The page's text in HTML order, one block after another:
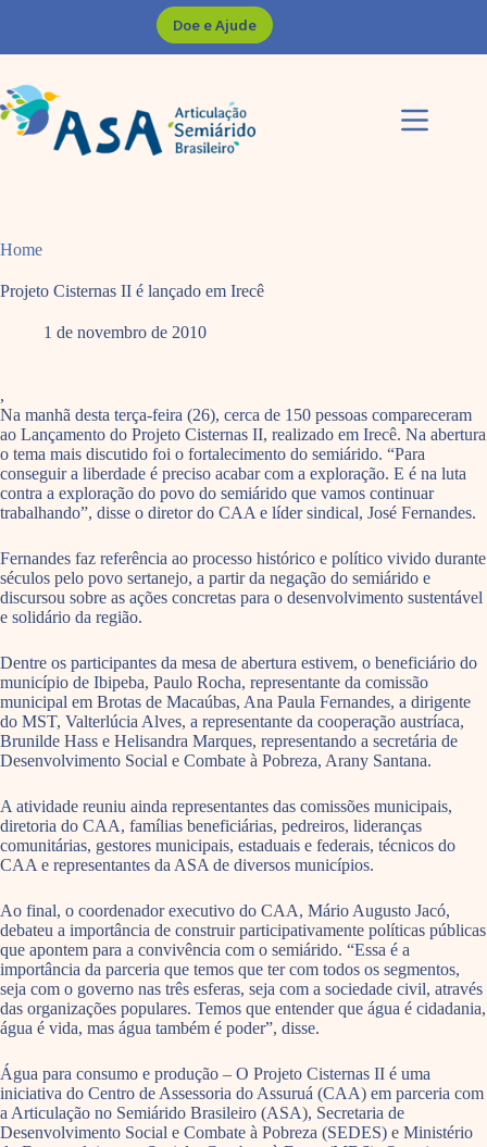
Doe e Ajude
Home
Projeto Cisternas II é lançado em Irecê
1 de novembro de 2010
,
Na manhã desta terça-feira (26), cerca de 150 pessoas compareceram
ao Lançamento do Projeto Cisternas II, realizado em Irecê. Na abertura
o tema mais discutido foi o fortalecimento do semiárido. “Para
conseguir a liberdade é preciso acabar com a exploração. E é na luta
contra a exploração do povo do semiárido que vamos continuar
trabalhando”, disse o diretor do CAA e líder sindical, José Fernandes.
Fernandes faz referência ao processo histórico e político vivido durante
séculos pelo povo sertanejo, a partir da negação do semiárido e
discursou sobre as ações concretas para o desenvolvimento sustentável
e solidário da região.
Dentre os participantes da mesa de abertura estivem, o beneficiário do
município de Ibipeba, Paulo Rocha, representante da comissão
municipal em Brotas de Macaúbas, Ana Paula Fernandes, a dirigente
do MST, Valterlúcia Alves, a representante da cooperação austríaca,
Brunilde Hass e Helisandra Marques, representando a secretária de
Desenvolvimento Social e Combate à Pobreza, Arany Santana.
A atividade reuniu ainda representantes das comissões municipais,
diretoria do CAA, famílias beneficiárias, pedreiros, lideranças
comunitárias, gestores municipais, estaduais e federais, técnicos do
CAA e representantes da ASA de diversos municípios.
Ao final, o coordenador executivo do CAA, Mário Augusto Jacó,
debateu a importância de construir participativamente políticas públicas
que apontem para a convivência com o semiárido. “Essa é a
importância da parceria que temos que ter com todos os segmentos,
seja com o governo nas três esferas, seja com a sociedade civil, através
das organizações populares. Temos que entender que água é cidadania,
água é vida, mas água também é poder”, disse.
Água para consumo e produção – O Projeto Cisternas II é uma
iniciativa do Centro de Assessoria do Assuruá (CAA) em parceria com
a Articulação no Semiárido Brasileiro (ASA), Secretaria de
Desenvolvimento Social e Combate à Pobreza (SEDES) e Ministério